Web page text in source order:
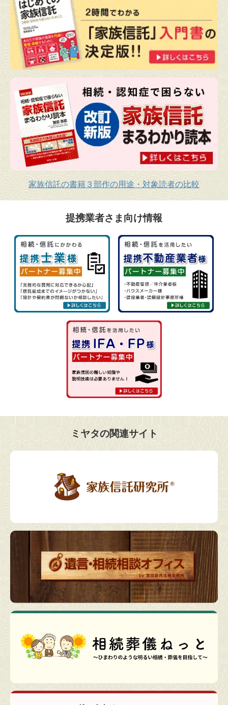
家族信託の書籍３部作の用途・対象読者の比較
提携業者さま向け情報
ミヤタの関連サイト